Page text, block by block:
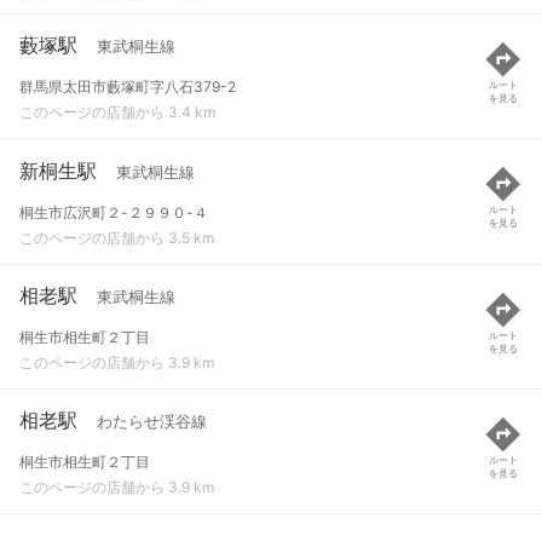
藪塚駅 東武桐生線
群馬県太田市藪塚町字八石379-2
このページの店舗から 3.4 km
ルート
を見る
新桐生駅 東武桐生線
桐生市広沢町２-２９９０-４
このページの店舗から 3.5 km
ルート
を見る
相老駅 東武桐生線
桐生市相生町２丁目
このページの店舗から 3.9 km
ルート
を見る
相老駅 わたらせ渓谷線
桐生市相生町２丁目
このページの店舗から 3.9 km
ルート
を見る